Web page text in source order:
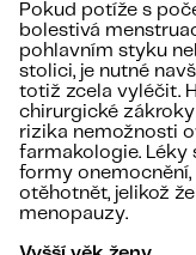
Pokud potíže s
bolestivá
pohlavním styku
stolici, je nutné
totiž zcela vyléčit.
chirurgické
rizika nemožnosti
farmakologie. Léky
formy onemocnění,
otěhotnět, jelikož
menopauzy.